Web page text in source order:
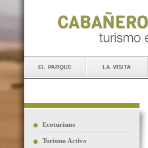
el parque la visita
Ecoturismo
Turismo Activo